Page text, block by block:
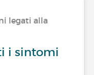
legati alla
i sintomi